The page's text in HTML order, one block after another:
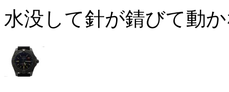
水没して針が錆びて動